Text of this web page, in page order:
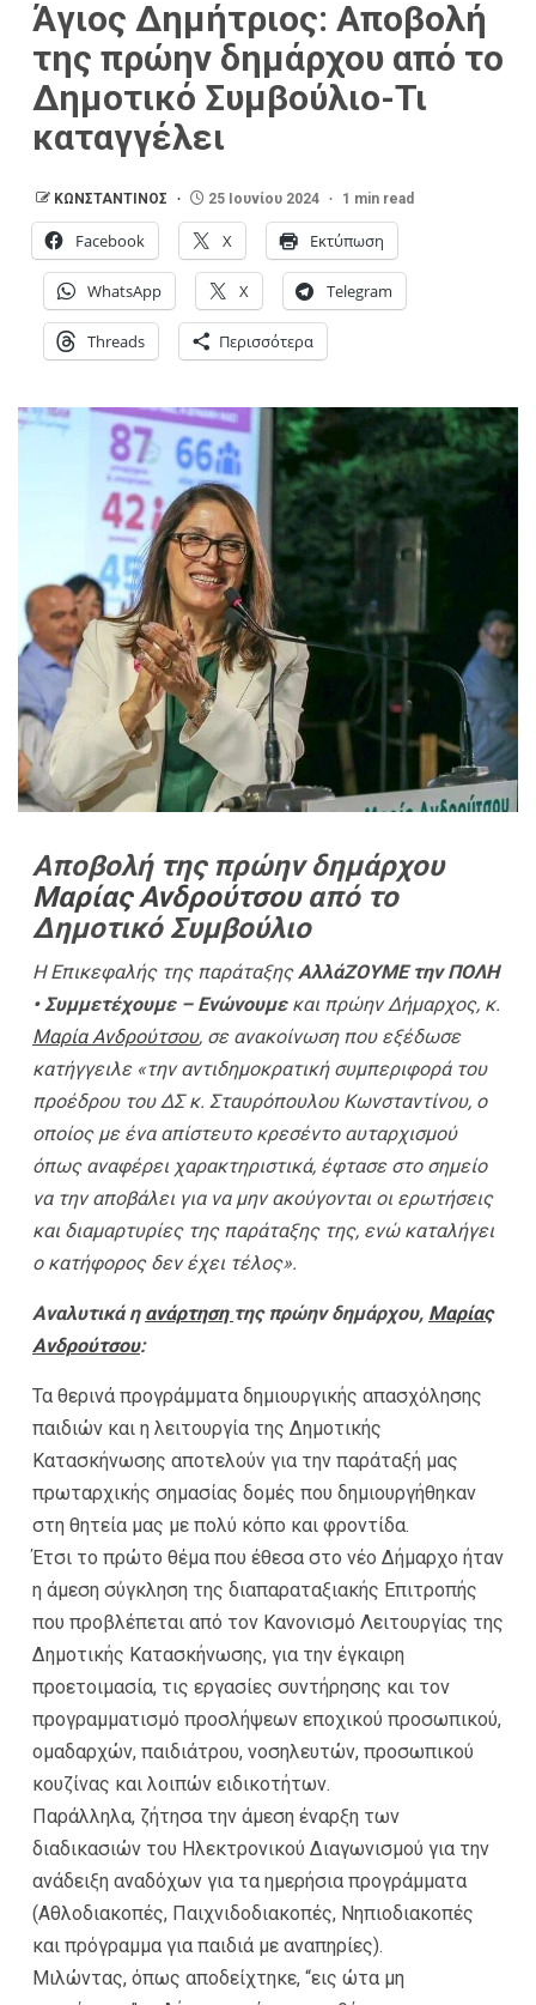
Άγιος Δημήτριος: Αποβολή
της πρώην δημάρχου από το
Δημοτικό Συμβούλιο-Τι
καταγγέλει
ΚΩΝΣΤΑΝΤΙΝΟΣ 25 Ιουνίου 2024 1 min read
Facebook X Εκτύπωση
WhatsApp X Telegram
Threads Περισσότερα
Αποβολή της πρώην δημάρχου
Μαρίας Ανδρούτσου από το
Δημοτικό Συμβούλιο
Η Επικεφαλής της παράταξης ΑλλάΖΟΥΜΕ την ΠΟΛΗ
• Συμμετέχουμε – Ενώνουμεκαι πρώην Δήμαρχος, κ.
Μαρία Ανδρούτσου, σε ανακοίνωση που εξέδωσε
κατήγγειλε «την αντιδημοκρατική συμπεριφορά του
προέδρου του ΔΣ κ. Σταυρόπουλου Κωνσταντίνου, ο
οποίος με ένα απίστευτο κρεσέντο αυταρχισμού
όπως αναφέρει χαρακτηριστικά, έφτασε στο σημείο
να την αποβάλει για να μην ακούγονται οι ερωτήσεις
και διαμαρτυρίες της παράταξης της, ενώ καταλήγει
ο κατήφορος δεν έχει τέλος».
Αναλυτικά η ανάρτηση της πρώην δημάρχου, Μαρίας
Ανδρούτσου:
Τα θερινά προγράμματα δημιουργικής απασχόλησης
παιδιών και η λειτουργία της Δημοτικής
Κατασκήνωσης αποτελούν για την παράταξή μας
πρωταρχικής σημασίας δομές που δημιουργήθηκαν
στη θητεία μας με πολύ κόπο και φροντίδα.
Έτσι το πρώτο θέμα που έθεσα στο νέο Δήμαρχο ήταν
η άμεση σύγκληση της διαπαραταξιακής Επιτροπής
που προβλέπεται από τον Κανονισμό Λειτουργίας της
Δημοτικής Κατασκήνωσης, για την έγκαιρη
προετοιμασία, τις εργασίες συντήρησης και τον
προγραμματισμό προσλήψεων εποχικού προσωπικού,
ομαδαρχών, παιδιάτρου, νοσηλευτών, προσωπικού
κουζίνας και λοιπών ειδικοτήτων.
Παράλληλα, ζήτησα την άμεση έναρξη των
διαδικασιών του Ηλεκτρονικού Διαγωνισμού για την
ανάδειξη αναδόχων για τα ημερήσια προγράμματα
(Αθλοδιακοπές, Παιχνιδοδιακοπές, Νηπιοδιακοπές
και πρόγραμμα για παιδιά με αναπηρίες).
Μιλώντας, όπως αποδείχτηκε, “εις ώτα μη